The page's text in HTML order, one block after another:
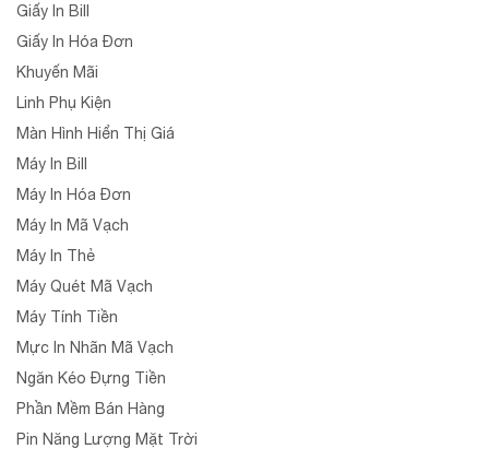
Giấy In Bill
Giấy In Hóa Đơn
Khuyến Mãi
Linh Phụ Kiện
Màn Hình Hiển Thị Giá
Máy In Bill
Máy In Hóa Đơn
Máy In Mã Vạch
Máy In Thẻ
Máy Quét Mã Vạch
Máy Tính Tiền
Mực In Nhãn Mã Vạch
Ngăn Kéo Đựng Tiền
Phần Mềm Bán Hàng
Pin Năng Lượng Mặt Trời